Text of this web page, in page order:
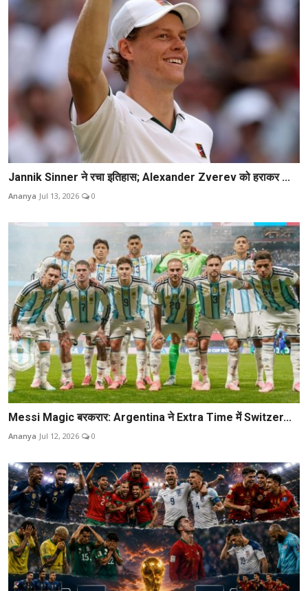
Jannik Sinner ने रचा इतिहास; Alexander Zverev को हराकर ...
Ananya Jul 13, 2026 0
Messi Magic बरकरार: Argentina ने Extra Time में Switzer...
Ananya Jul 12, 2026 0